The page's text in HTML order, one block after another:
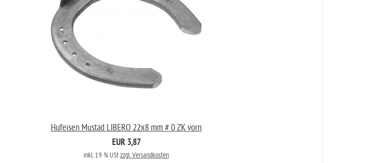
Hufeisen Mustad LIBERO 22x8 mm # 0 ZK vorn
EUR 3,87
inkl. 19 % UStzzgl. Versandkosten